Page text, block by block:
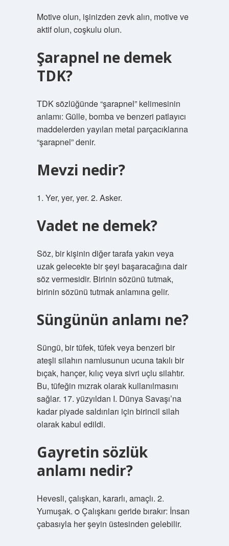
Motive olun, işinizden zevk alın, motive ve
aktif olun, coşkulu olun.
Şarapnel ne demek
TDK?
TDK sözlüğünde “şarapnel” kelimesinin
anlamı: Gülle, bomba ve benzeri patlayıcı
maddelerden yayılan metal parçacıklarına
“şarapnel” denir.
Mevzi nedir?
1. Yer, yer, yer. 2. Asker.
Vadet ne demek?
Söz, bir kişinin diğer tarafa yakın veya
uzak gelecekte bir şeyi başaracağına dair
söz vermesidir. Birinin sözünü tutmak,
birinin sözünü tutmak anlamına gelir.
Süngünün anlamı ne?
Süngü, bir tüfek, tüfek veya benzeri bir
ateşli silahın namlusunun ucuna takılı bir
bıçak, hançer, kılıç veya sivri uçlu silahtır.
Bu, tüfeğin mızrak olarak kullanılmasını
sağlar. 17. yüzyıldan I. Dünya Savaşı’na
kadar piyade saldırıları için birincil silah
olarak kabul edildi.
Gayretin sözlük
anlamı nedir?
Hevesli, çalışkan, kararlı, amaçlı. 2.
Yumuşak. ѻ Çalışkanı geride bırakır: İnsan
çabasıyla her şeyin üstesinden gelebilir.